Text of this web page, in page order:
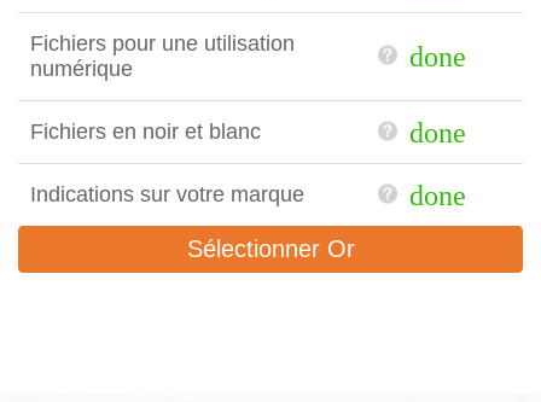
Fichiers pour une utilisation
numérique
done
Fichiers en noir et blanc done
Indications sur votre marque done
Sélectionner Or